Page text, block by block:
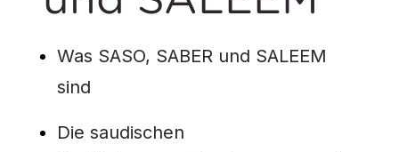
Was SASO, SABER und SALEEM
sind
Die saudischen